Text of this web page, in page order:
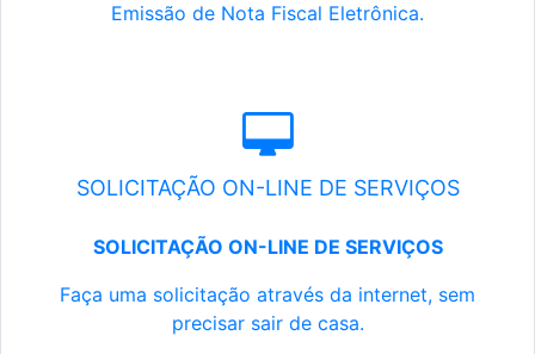
Emissão de Nota Fiscal Eletrônica.
SOLICITAÇÃO ON-LINE DE SERVIÇOS
SOLICITAÇÃO ON-LINE DE SERVIÇOS
Faça uma solicitação através da internet, sem
precisar sair de casa.